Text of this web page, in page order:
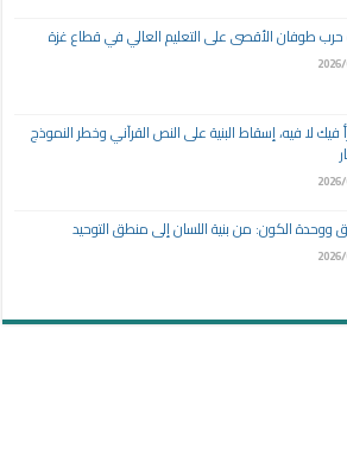
حرب طوفان الأقصى على التعليم العالي في قطاع غزة
فيك لا فيه، إسقاط البنية على النص القرآني وخطر النموذج
ووحدة الكون: من بنية اللسان إلى منطق التوحيد